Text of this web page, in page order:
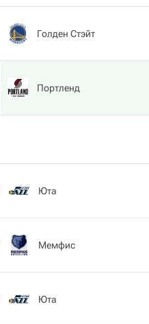
Голден Стэйт
Портленд
Юта
Мемфис
Юта